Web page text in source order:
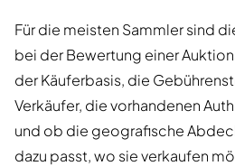
Für die meisten Sammler sind
bei der Bewertung einer
der Käuferbasis, die
Verkäufer, die vorhandenen
und ob die geografische
dazu passt, wo sie verkaufen